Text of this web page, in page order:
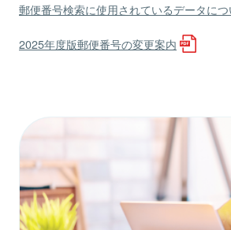
郵便番号検索に使用されているデータにつ
2025年度版郵便番号の変更案内